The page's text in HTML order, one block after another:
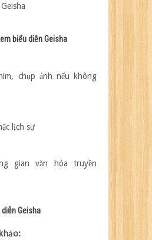
biểu diễn Geisha
chụp ảnh nếu không
lịch sự
gian văn hóa truyền
Geisha